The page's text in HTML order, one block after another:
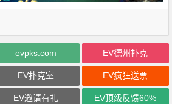
evpks.com EV德州扑克
EV扑克室 EV疯狂送票
EV邀请有礼 EV顶级反馈60%